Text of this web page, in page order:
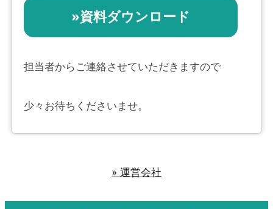
»資料ダウンロード
担当者からご連絡させていただきますので
少々お待ちくださいませ。
» 運営会社